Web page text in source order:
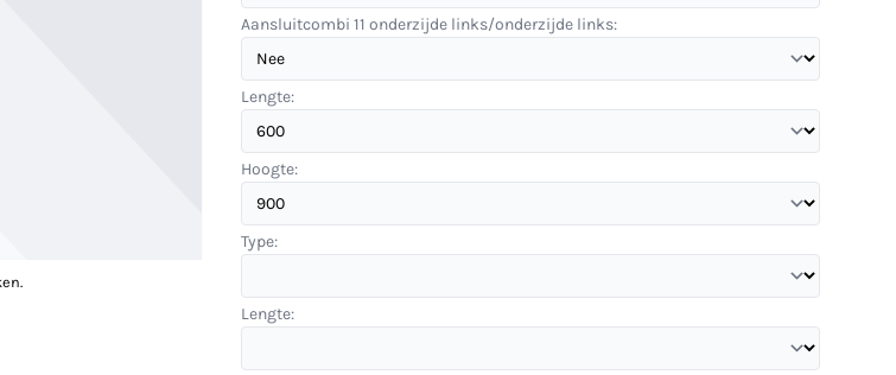
Aansluitcombi 11 onderzijde links/onderzijde links:
Lengte:
Hoogte:
Type:
Lengte: